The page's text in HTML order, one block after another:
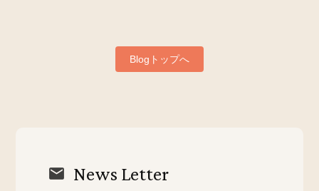
Blogトップへ
News Letter